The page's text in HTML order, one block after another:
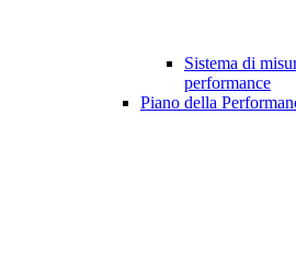
Sistema di
performance
Piano della